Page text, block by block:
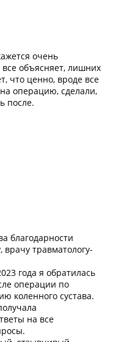
очень
объясняет, лишних
что ценно, вроде все
операцию, сделали,
после.
благодарности
травматологу-
года я обратилась
операции по
коленного сустава.
на все